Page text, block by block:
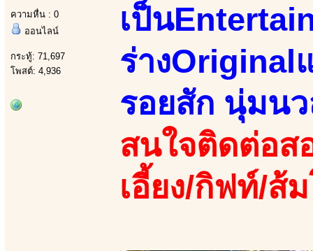
ความหื่น : 0
ออนไลน์
กระทู้: 71,697
โพสต์: 4,936
เป็น
ร่างOriginal
รอยสัก นุ่มน
สนใจติดต่อส
เอี้ยง/กิฟท์/ส้